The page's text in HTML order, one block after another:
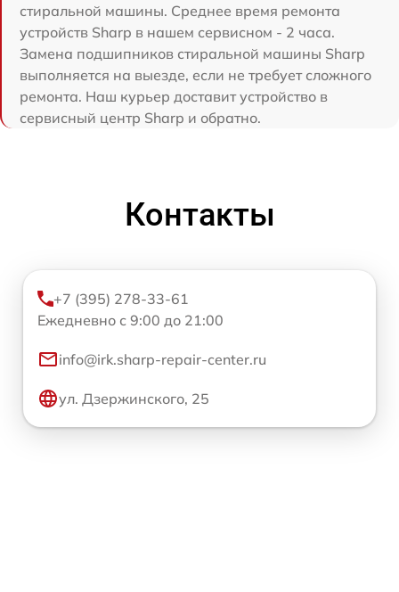
стиральной машины. Среднее время ремонта
устройств Sharp в нашем сервисном - 2 часа.
Замена подшипников стиральной машины Sharp
выполняется на выезде, если не требует сложного
ремонта. Наш курьер доставит устройство в
сервисный центр Sharp и обратно.
Контакты
+7 (395) 278-33-61
Ежедневно с 9:00 до 21:00
info@irk.sharp-repair-center.ru
ул. Дзержинского, 25